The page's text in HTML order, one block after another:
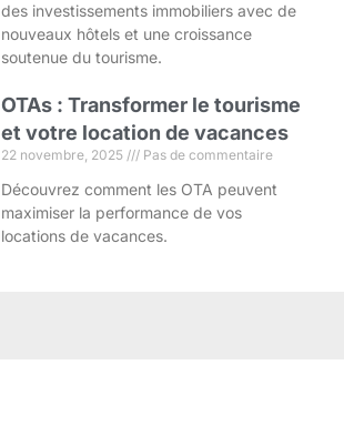
des investissements immobiliers avec de
nouveaux hôtels et une croissance
soutenue du tourisme.
OTAs : Transformer le tourisme
et votre location de vacances
22 novembre, 2025 Pas de commentaire
Découvrez comment les OTA peuvent
maximiser la performance de vos
locations de vacances.